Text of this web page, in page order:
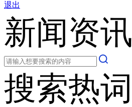
退出
新闻资讯
搜索热